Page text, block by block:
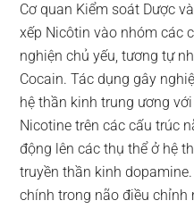
Cơ quan Kiểm soát Dược
xếp Nicôtin vào nhóm các
nghiện chủ yếu, tương tự
Cocain. Tác dụng gây
hệ thần kinh trung ương
Nicotine trên các cấu trúc
động lên các thụ thể ở hệ
truyền thần kinh
chính trong não điều